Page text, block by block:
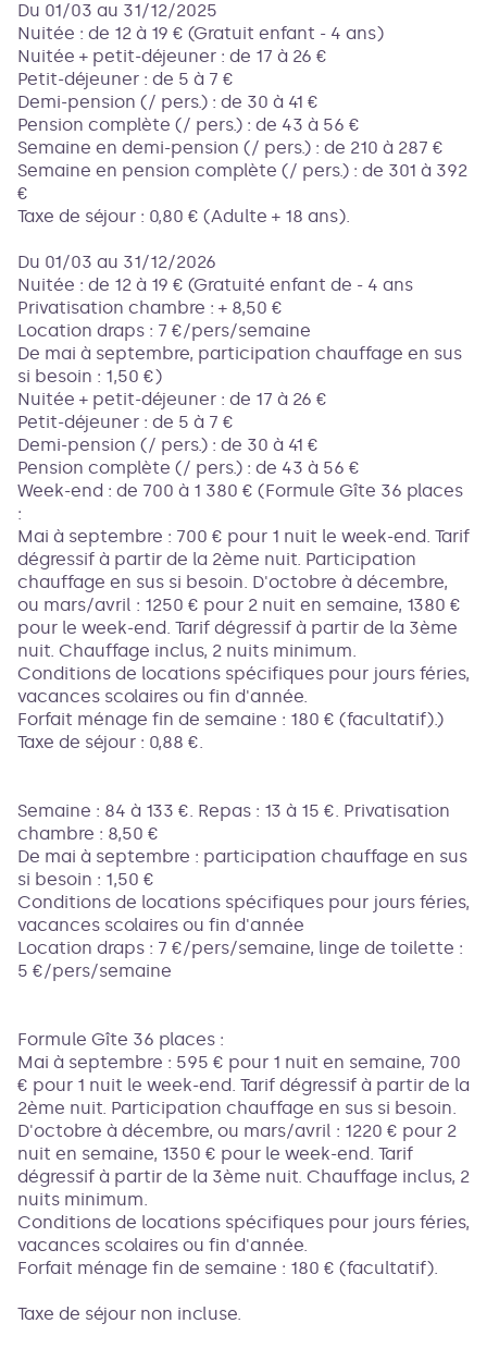
Du 01/03 au 31/12/2025
Nuitée : de 12 à 19 € (Gratuit enfant - 4 ans)
Nuitée + petit-déjeuner : de 17 à 26 €
Petit-déjeuner : de 5 à 7 €
Demi-pension (/ pers.) : de 30 à 41 €
Pension complète (/ pers.) : de 43 à 56 €
Semaine en demi-pension (/ pers.) : de 210 à 287 €
Semaine en pension complète (/ pers.) : de 301 à 392
€
Taxe de séjour : 0,80 € (Adulte + 18 ans).
Du 01/03 au 31/12/2026
Nuitée : de 12 à 19 € (Gratuité enfant de - 4 ans
Privatisation chambre : + 8,50 €
Location draps : 7 €/pers/semaine
De mai à septembre, participation chauffage en sus
si besoin : 1,50 €)
Nuitée + petit-déjeuner : de 17 à 26 €
Petit-déjeuner : de 5 à 7 €
Demi-pension (/ pers.) : de 30 à 41 €
Pension complète (/ pers.) : de 43 à 56 €
Week-end : de 700 à 1 380 € (Formule Gîte 36 places
:
Mai à septembre : 700 € pour 1 nuit le week-end. Tarif
dégressif à partir de la 2ème nuit. Participation
chauffage en sus si besoin. D'octobre à décembre,
ou mars/avril : 1250 € pour 2 nuit en semaine, 1380 €
pour le week-end. Tarif dégressif à partir de la 3ème
nuit. Chauffage inclus, 2 nuits minimum.
Conditions de locations spécifiques pour jours féries,
vacances scolaires ou fin d'année.
Forfait ménage fin de semaine : 180 € (facultatif).)
Taxe de séjour : 0,88 €.
Semaine : 84 à 133 €. Repas : 13 à 15 €. Privatisation
chambre : 8,50 €
De mai à septembre : participation chauffage en sus
si besoin : 1,50 €
Conditions de locations spécifiques pour jours féries,
vacances scolaires ou fin d'année
Location draps : 7 €/pers/semaine, linge de toilette :
5 €/pers/semaine
Formule Gîte 36 places :
Mai à septembre : 595 € pour 1 nuit en semaine, 700
€ pour 1 nuit le week-end. Tarif dégressif à partir de la
2ème nuit. Participation chauffage en sus si besoin.
D'octobre à décembre, ou mars/avril : 1220 € pour 2
nuit en semaine, 1350 € pour le week-end. Tarif
dégressif à partir de la 3ème nuit. Chauffage inclus, 2
nuits minimum.
Conditions de locations spécifiques pour jours féries,
vacances scolaires ou fin d'année.
Forfait ménage fin de semaine : 180 € (facultatif).
Taxe de séjour non incluse.